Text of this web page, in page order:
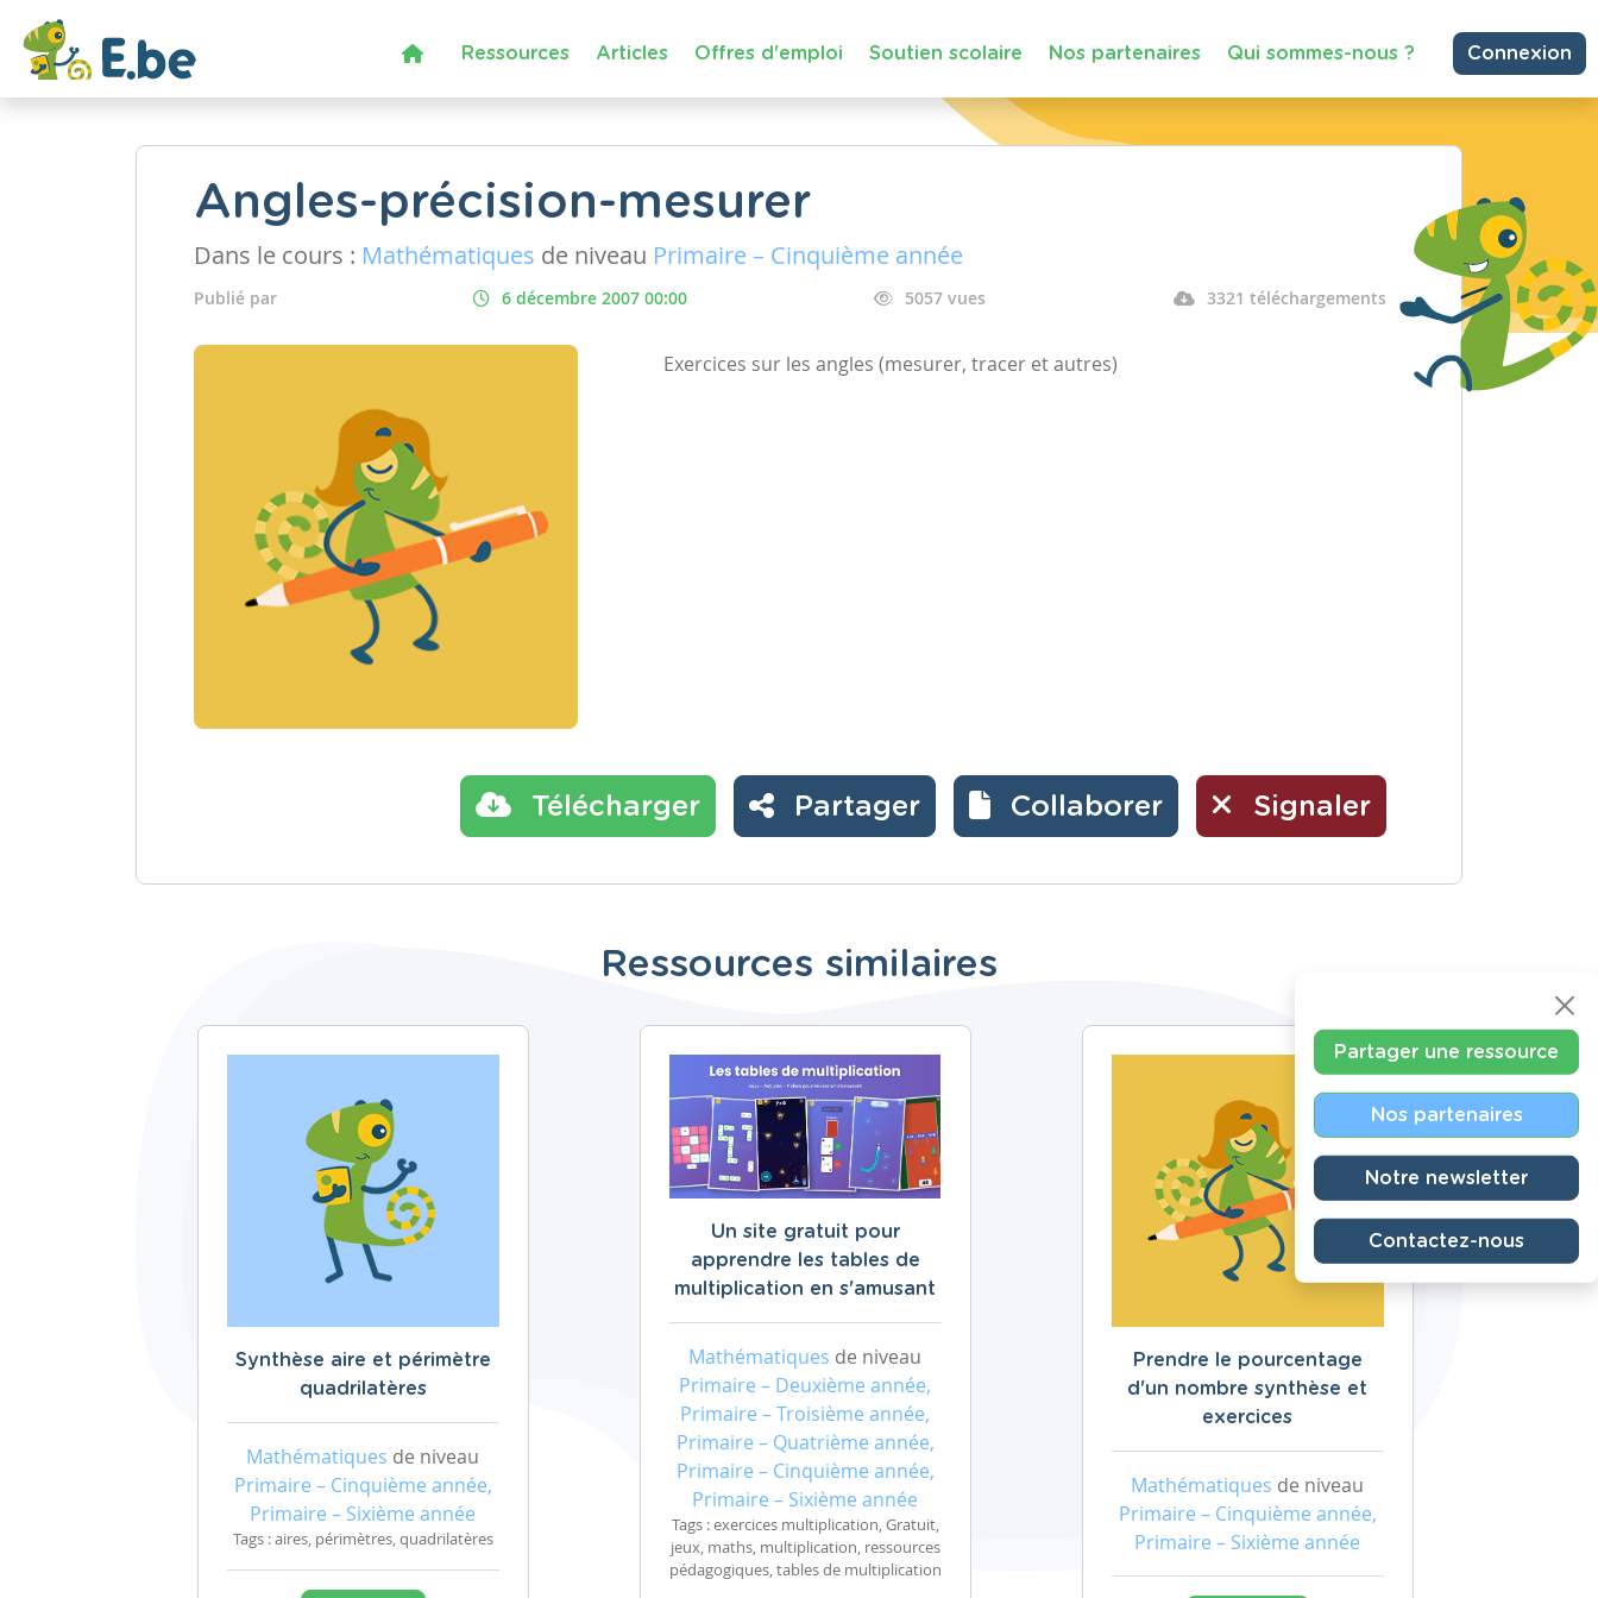
Ressources Articles Offres d'emploi Soutien scolaire Nos partenaires Qui sommes-nous ? Connexion
Angles-précision-mesurer
Dans le cours : Mathématiques de niveau Primaire – Cinquième année
Publié par 6 décembre 2007 00:00 5057 vues 3321 téléchargements
Exercices sur les angles (mesurer, tracer et autres)
Télécharger Partager Collaborer Signaler
Ressources similaires
Synthèse aire et périmètre
quadrilatères
Mathématiques de niveau
Primaire – Cinquième année,
Primaire – Sixième année
Tags : aires, périmètres, quadrilatères
Un site gratuit pour
apprendre les tables de
multiplication en s'amusant
Mathématiques de niveau
Primaire – Deuxième année,
Primaire – Troisième année,
Primaire – Quatrième année,
Primaire – Cinquième année,
Primaire – Sixième année
Tags : exercices multiplication, Gratuit,
jeux, maths, multiplication, ressources
pédagogiques, tables de multiplication
Prendre le pourcentage
d'un nombre synthèse et
exercices
Mathématiques de niveau
Primaire – Cinquième année,
Primaire – Sixième année
Partager une ressource
Nos partenaires
Notre newsletter
Contactez-nous